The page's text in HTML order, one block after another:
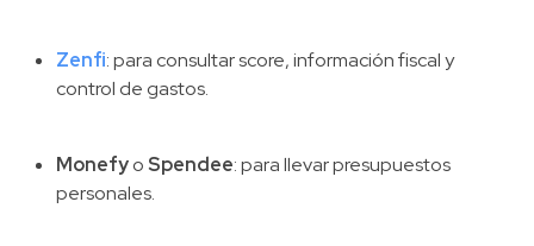
Zenfi: para consultar score, información fiscal y
control de gastos.
MonefyoSpendee: para llevar presupuestos
personales.